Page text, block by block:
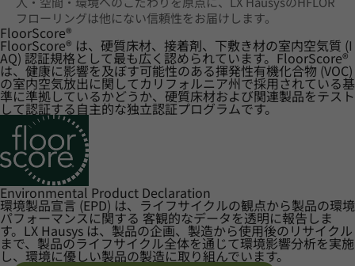
フローリングは他にない信頼性をお届けします。
FloorScore®
FloorScore® は、硬質床材、接着剤、下敷き材の室内空気質 (I
AQ) 認証規格として最も広く認められています。FloorScore®
は、健康に影響を及ぼす可能性のある揮発性有機化合物 (VOC)
の室内空気放出に関してカリフォルニア州で採用されている基
準に準拠しているかどうか、硬質床材および関連製品をテスト
して認証する自主的な独立認証プログラムです。
Environmental Product Declaration
環境製品宣言 (EPD) は、ライフサイクルの観点から製品の環境
パフォーマンスに関する 客観的なデータを透明に報告しま
す。LX Hausys は、製品の企画、製造から使用後のリサイクル
まで、製品のライフサイクル全体を通じて環境影響分析を実施
し、環境に優しい製品の製造に取り組んでいます。